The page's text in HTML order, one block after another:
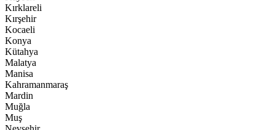
Kırklareli
Kırşehir
Kocaeli
Konya
Kütahya
Malatya
Manisa
Kahramanmaraş
Mardin
Muğla
Muş